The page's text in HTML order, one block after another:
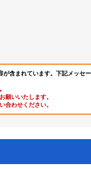
含まれています。下記メッセ
願いいたします。
合わせください。